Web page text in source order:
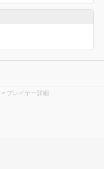
> プレイヤー詳細